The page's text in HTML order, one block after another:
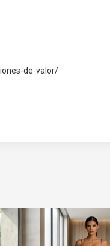
de-valor/